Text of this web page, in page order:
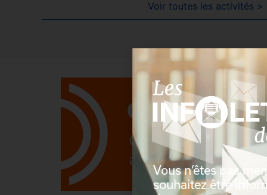
Voir toutes les activités >
Vous n’êtes pas
souhaitez être